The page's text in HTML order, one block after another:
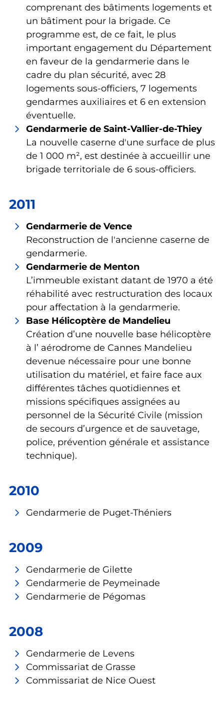
comprenant des bâtiments logements et
un bâtiment pour la brigade. Ce
programme est, de ce fait, le plus
important engagement du Département
en faveur de la gendarmerie dans le
cadre du plan sécurité, avec 28
logements sous-officiers, 7 logements
gendarmes auxiliaires et 6 en extension
éventuelle.
Gendarmerie de Saint-Vallier-de-Thiey
La nouvelle caserne d'une surface de plus
de 1 000 m², est destinée à accueillir une
brigade territoriale de 6 sous-officiers.
2011
Gendarmerie de Vence
Reconstruction de l'ancienne caserne de
gendarmerie.
Gendarmerie de Menton
L’immeuble existant datant de 1970 a été
réhabilité avec restructuration des locaux
pour affectation à la gendarmerie.
Base Hélicoptère de Mandelieu
Création d’une nouvelle base hélicoptère
à l’ aérodrome de Cannes Mandelieu
devenue nécessaire pour une bonne
utilisation du matériel, et faire face aux
différentes tâches quotidiennes et
missions spécifiques assignées au
personnel de la Sécurité Civile (mission
de secours d’urgence et de sauvetage,
police, prévention générale et assistance
technique).
2010
Gendarmerie de Puget-Théniers
2009
Gendarmerie de Gilette
Gendarmerie de Peymeinade
Gendarmerie de Pégomas
2008
Gendarmerie de Levens
Commissariat de Grasse
Commissariat de Nice Ouest